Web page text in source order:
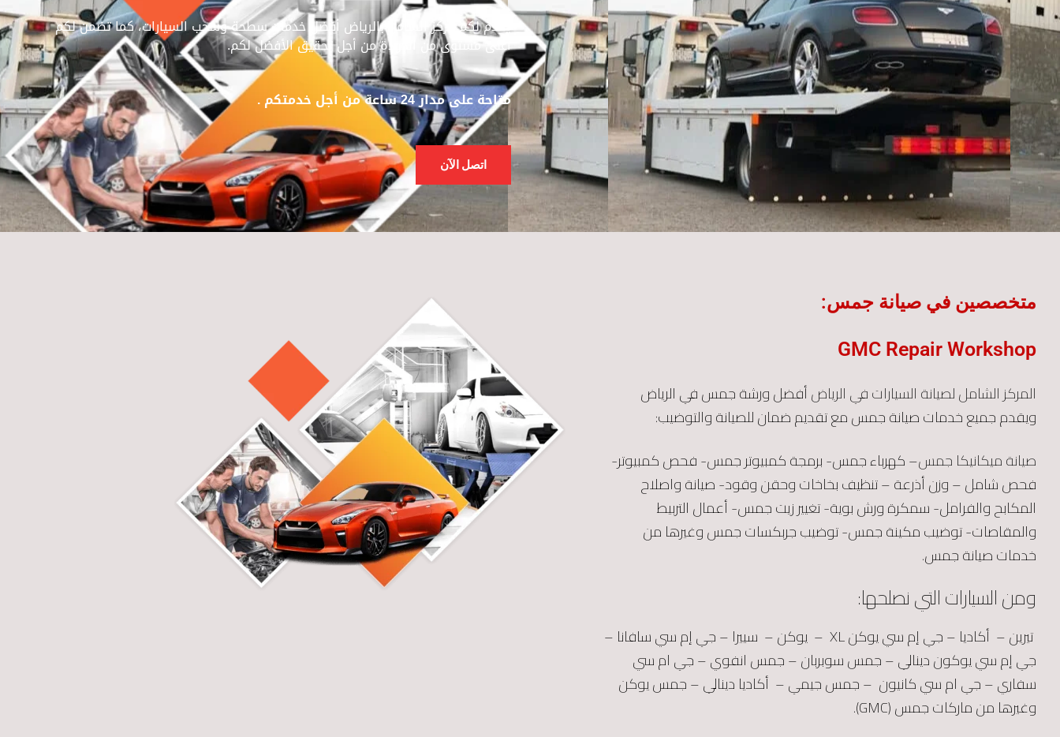
يقدم لكم مركز الشامل بالرياض أفضل خدمات سطحة وسحب السيارات، كما تضمن لكم
أعلى مستوى من الجودة من أجل تحقيق الأفضل لكم.
متاحة على مدار 24 ساعة من أجل خدمتكم .
اتصل الآن
متخصصين في صيانة جمس:
GMC Repair Workshop
المركز الشامل لصيانة السيارات في الرياضأفضل ورشة جمسفي الرياض
ويقدم جميع خدمات صيانة جمس مع تقديم ضمان للصيانة والتوضيب:
صيانة ميكانيكا جمس– كهرباء جمس- برمجة كمبيوتر جمس- فحص كمبيوتر-
فحص شامل – وزن أذرعة – تنظيف بخاخات وحقن وقود- صيانة واصلاح
المكابح والفرامل- سمكرة ورش بوية- تغيير زيت جمس- أعمال التربيط
والمقاصات- توضيب مكينة جمس- توضيب جربكسات جمس وغيرها من
خدمات صيانة جمس.
ومن السيارات التي نصلحها:
تيرين – أكاديا – جي إم سي يوكن XL – يوكن – سييرا – جي إم سي سافانا –
جي إم سي يوكون دينالي – جمس سوبربان – جمس انفوي – جي ام سي
سفاري – جي ام سي كانيون – جمس جيمي – أكاديا دينالي – جمس يوكن
وغيرها من ماركات جمس (GMC).